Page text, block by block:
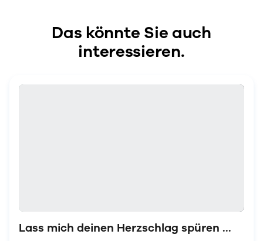
Das könnte Sie auch
interessieren.
Lass mich deinen Herzschlag spüren ...